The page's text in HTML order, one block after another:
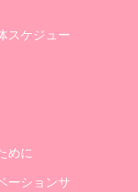
スケジュー
めに
ーションサ